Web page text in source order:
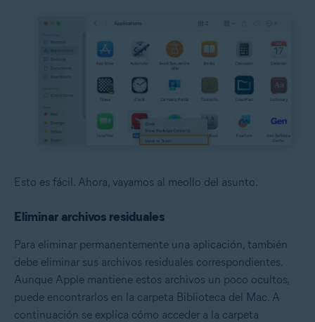
Esto es fácil. Ahora, vayamos al meollo del asunto.
Eliminar archivos residuales
Para eliminar permanentemente una aplicación, también
debe eliminar sus archivos residuales correspondientes.
Aunque Apple mantiene estos archivos un poco ocultos,
puede encontrarlos en la carpeta Biblioteca del Mac. A
continuación se explica cómo acceder a la carpeta